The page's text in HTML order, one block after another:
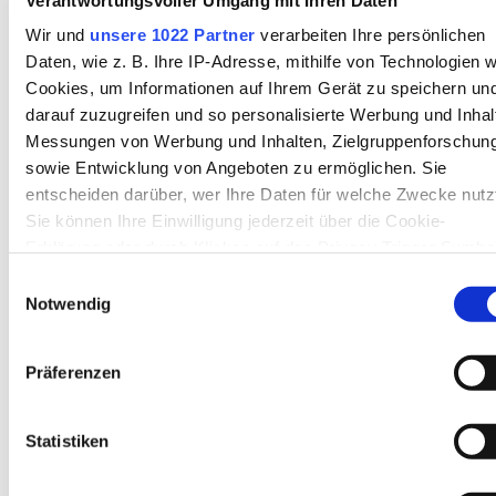
Wir und unsere 1022 Partner verarbeiten Ihre persönlichen
Daten, wie z. B. Ihre IP-Adresse, mithilfe von Technologien
Cookies, um Informationen auf Ihrem Gerät zu speichern
darauf zuzugreifen und so personalisierte Werbung und
Messungen von Werbung und Inhalten,
sowie Entwicklung von Angeboten zu ermöglichen. Sie
entscheiden darüber, wer Ihre Daten für welche Zwecke
Sie können Ihre Einwilligung jederzeit über die Cookie-
Informationen über Ihre geografische Lage erfassen,
welche bis auf einige Meter genau sein können
Merkmalen (Fingerprinting) identifizieren
Notwendig
Präferenzen
Statistiken
Worterklärungen
Nervenimpuls,